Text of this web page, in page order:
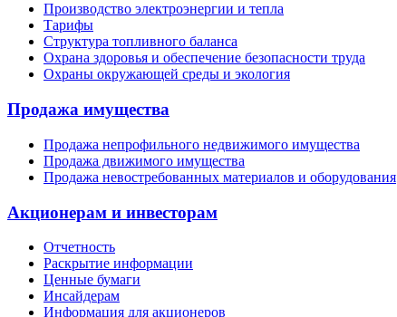
Производство электроэнергии и тепла
Тарифы
Структура топливного баланса
Охрана здоровья и обеспечение безопасности труда
Охраны окружающей среды и экология
Продажа имущества
Продажа непрофильного недвижимого имущества
Продажа движимого имущества
Продажа невостребованных материалов и оборудования
Акционерам и инвесторам
Отчетность
Раскрытие информации
Ценные бумаги
Инсайдерам
Информация для акционеров